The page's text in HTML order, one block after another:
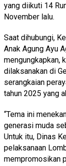
yang diikuti 14
November lalu.
Saat dihubungi,
Anak Agung Ayu
mengungkapkan,
dilaksanakan di
serangkaian
tahun 2025 yang
“Tema ini
generasi muda
Untuk itu, Dinas
pelaksanaan
mempromosikan